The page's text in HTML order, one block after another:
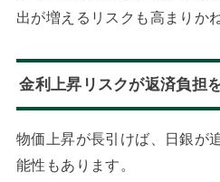
出が増えるリスクも高まりか
金利上昇リスクが返済負担
物価上昇が長引けば、日銀が
能性もあります。